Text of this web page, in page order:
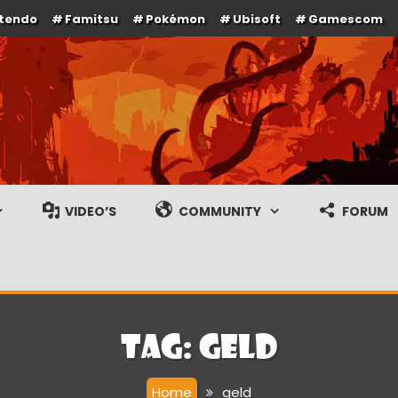
Famitsu Pokémon Ubisoft Gamescom
gameplay streams
VIDEO’S COMMUNITY FORUM
Tag: geld
Home geld